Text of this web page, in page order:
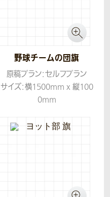
野球チームの団旗
原稿プラン：セルフプラン
サイズ：横1500mm x 縦100
0mm